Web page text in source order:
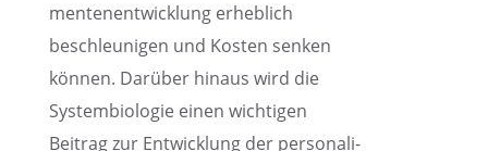
men­ten­ent­wick­lung erheb­lich
beschleu­ni­gen und Kosten senken
können. Darüber hinaus wird die
System­bio­lo­gie einen wichti­gen
Beitrag zur Entwick­lung der perso­na­li­